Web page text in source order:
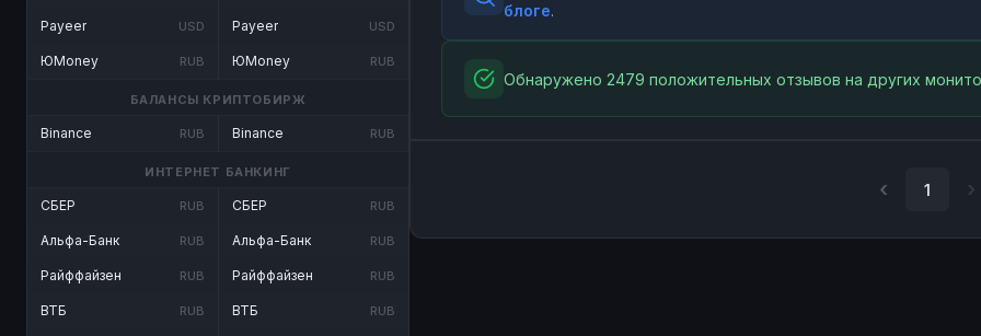
Payeer USD
ЮMoney RUB
Payeer USD
ЮMoney RUB
БАЛАНСЫ КРИПТОБИРЖ
Binance RUB Binance RUB
ИНТЕРНЕТ БАНКИНГ
СБЕР RUB
Альфа-Банк RUB
Райффайзен RUB
ВТБ RUB
СБЕР RUB
Альфа-Банк RUB
Райффайзен RUB
ВТБ RUB
блоге.
Обнаружено 2479 положительных отзывов на других
1